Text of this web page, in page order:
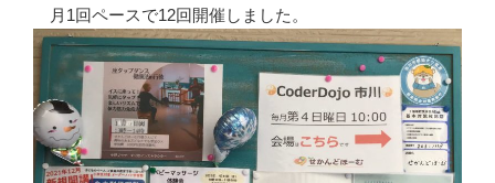
月1回ペースで12回開催しました。